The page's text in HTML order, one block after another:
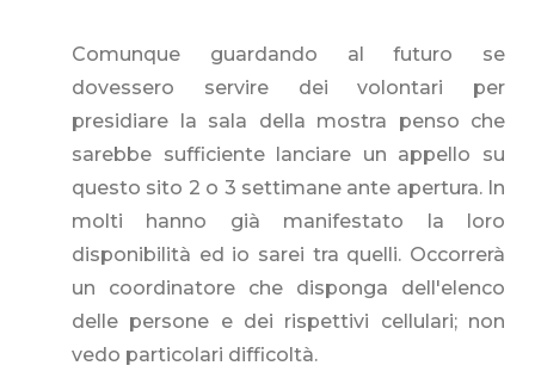
Comunque guardando al futuro se
dovessero servire dei volontari per
presidiare la sala della mostra penso che
sarebbe sufficiente lanciare un appello su
questo sito 2 o 3 settimane ante apertura. In
molti hanno già manifestato la loro
disponibilità ed io sarei tra quelli. Occorrerà
un coordinatore che disponga dell'elenco
delle persone e dei rispettivi cellulari; non
vedo particolari difficoltà.